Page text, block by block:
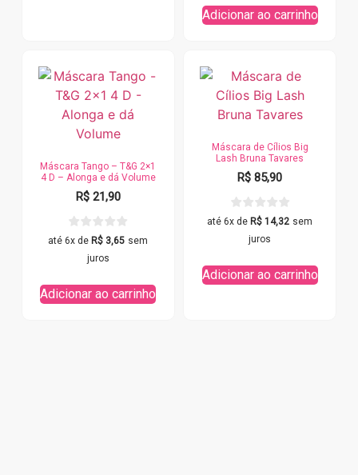
Adicionar ao carrinho
Máscara Tango – T&G 2×1
4 D – Alonga e dá Volume
R$21,90
até 6x de R$ 3,65 sem
juros
Adicionar ao carrinho
Máscara de Cílios Big
Lash Bruna Tavares
R$ 85,90
até 6x de R$ 14,32 sem
juros
Adicionar ao carrinho